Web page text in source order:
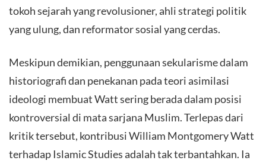
tokoh sejarah yang revolusioner, ahli strategi politik
yang ulung, dan reformator sosial yang cerdas.
Meskipun demikian, penggunaan sekularisme dalam
historiografi dan penekanan pada teori asimilasi
ideologi membuat Watt sering berada dalam posisi
kontroversial di mata sarjana Muslim. Terlepas dari
kritik tersebut, kontribusi William Montgomery Watt
terhadap Islamic Studies adalah tak terbantahkan. Ia